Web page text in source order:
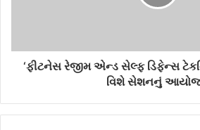
‘ફીટનેસ રેજીમ એન્ડ સેલ્ફ ડિફેન્સ
વિશે સેશનનું